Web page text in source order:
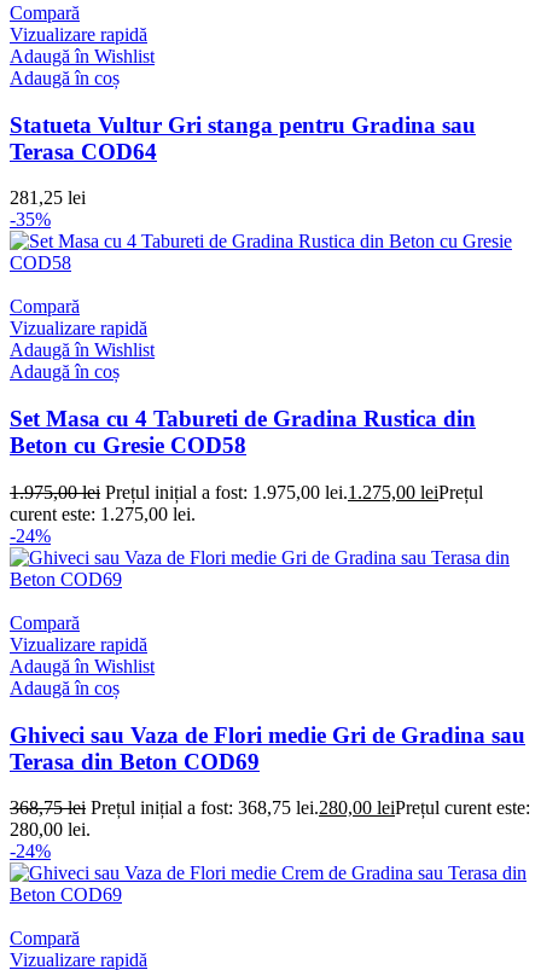
Compară
Vizualizare rapidă
Adaugă în Wishlist
Adaugă în coș
Statueta Vultur Gri stanga pentru Gradina sau
Terasa COD64
281,25 lei
-35%
Compară
Vizualizare rapidă
Adaugă în Wishlist
Adaugă în coș
Set Masa cu 4 Tabureti de Gradina Rustica din
Beton cu Gresie COD58
1.975,00lei Prețul inițial a fost: 1.975,00 lei.1.275,00 leiPrețul
curent este: 1.275,00 lei.
-24%
Compară
Vizualizare rapidă
Adaugă în Wishlist
Adaugă în coș
Ghiveci sau Vaza de Flori medie Gri de Gradina sau
Terasa din Beton COD69
368,75lei Prețul inițial a fost: 368,75 lei.280,00 leiPrețul curent este:
280,00 lei.
-24%
Compară
Vizualizare rapidă